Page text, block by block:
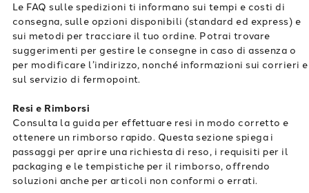
Le FAQ sulle spedizioni ti informano sui tempi e costi di
consegna, sulle opzioni disponibili (standard ed express) e
sui metodi per tracciare il tuo ordine. Potrai trovare
suggerimenti per gestire le consegne in caso di assenza o
per modificare l’indirizzo, nonché informazioni sui corrieri e
sul servizio di fermopoint.
Resi e Rimborsi
Consulta la guida per effettuare resi in modo corretto e
ottenere un rimborso rapido. Questa sezione spiega i
passaggi per aprire una richiesta di reso, i requisiti per il
packaging e le tempistiche per il rimborso, offrendo
soluzioni anche per articoli non conformi o errati.